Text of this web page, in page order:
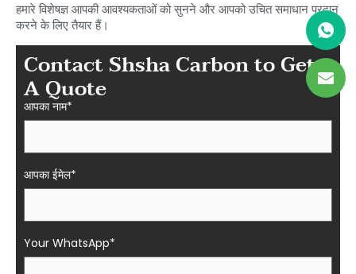
हमारे विशेषज्ञ आपकी आवश्यकताओं को सुनने और आपको उचित समाधान प्रदान
करने के लिए तैयार हैं।
Contact Shsha Carbon to Get
A Quote
आपका नाम*
आपका ईमेल*
Your WhatsApp*